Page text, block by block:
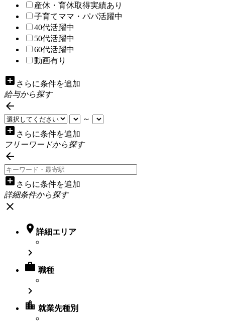
産休・育休取得実績あり
子育てママ・パパ活躍中
40代活躍中
50代活躍中
60代活躍中
動画有り
add_box さらに条件を追加
給与から探す

～
add_box さらに条件を追加
フリーワードから探す

add_box さらに条件を追加
詳細条件から探す
close
 詳細エリア

 職種

location_city 就業先種別